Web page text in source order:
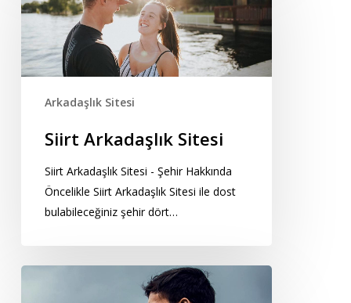
Sitesi
Arkadaşlık Sitesi
Siirt Arkadaşlık Sitesi
Siirt Arkadaşlık Sitesi - Şehir Hakkında
Öncelikle Siirt Arkadaşlık Sitesi ile dost
bulabileceğiniz şehir dört…